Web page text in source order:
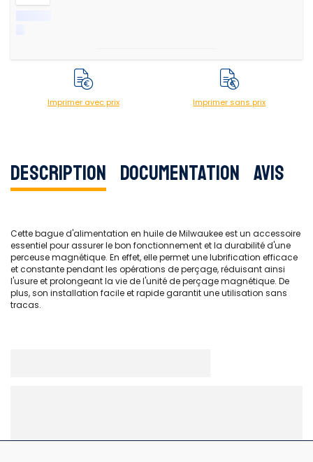
Imprimer avec prix Imprimer sans prix
Description Documentation Avis
Cette bague d'alimentation en huile de Milwaukee est un accessoire
essentiel pour assurer le bon fonctionnement et la durabilité d'une
perceuse magnétique. En effet, elle permet une lubrification efficace
et constante pendant les opérations de perçage, réduisant ainsi
l'usure et prolongeant la vie de l'unité de perçage magnétique. De
plus, son installation facile et rapide garantit une utilisation sans
tracas.